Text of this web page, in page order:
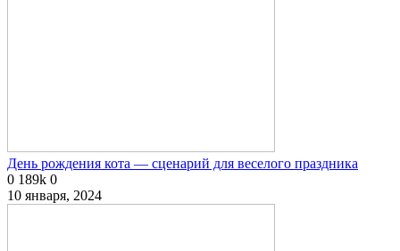
День рождения кота — сценарий для веселого праздника
0 189k 0
10 января, 2024